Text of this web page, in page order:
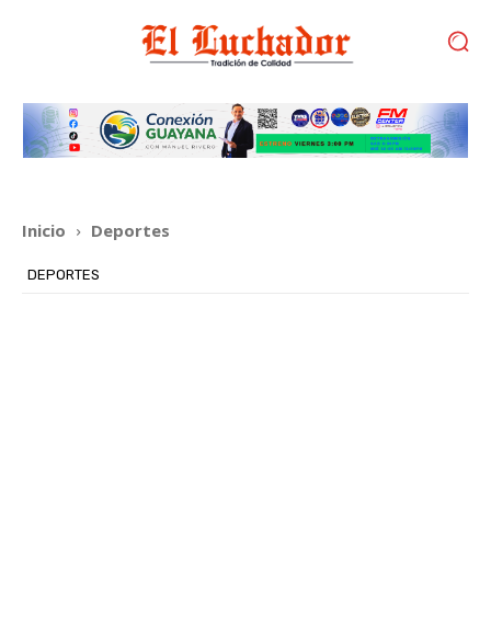
Inicio Deportes
DEPORTES